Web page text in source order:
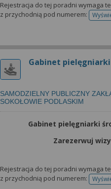
Rejestracja do tej poradni wymaga
z przychodnią pod numerem:
Gabinet
SAMODZIELNY PUBLICZNY
SOKOŁOWIE PODLASKIM
Gabinet pielęgniarki
Zarezerwuj
Rejestracja do tej poradni wymaga
z przychodnią pod numerem: